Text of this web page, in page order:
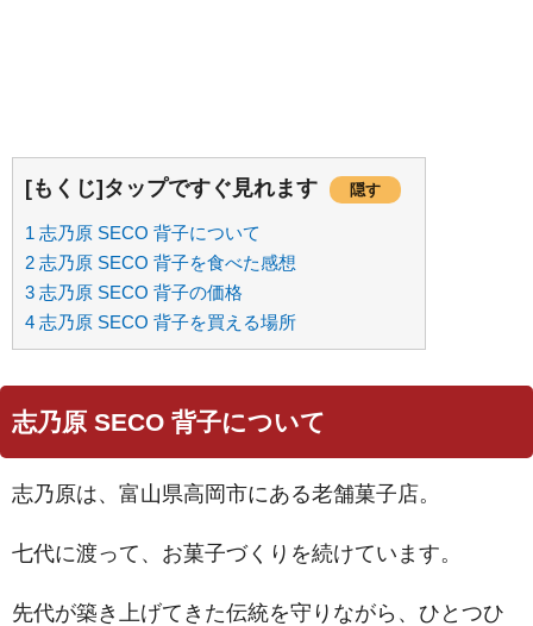
[もくじ]タップですぐ見れます 隠す
1 志乃原 SECO 背子について
2 志乃原 SECO 背子を食べた感想
3 志乃原 SECO 背子の価格
4 志乃原 SECO 背子を買える場所
志乃原 SECO 背子について
志乃原は、富山県高岡市にある老舗菓子店。
七代に渡って、お菓子づくりを続けています。
先代が築き上げてきた伝統を守りながら、ひとつひ